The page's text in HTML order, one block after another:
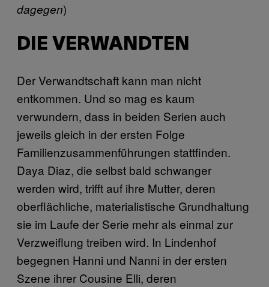
dagegen)
DIE VERWANDTEN
Der Verwandtschaft kann man nicht
entkommen. Und so mag es kaum
verwundern, dass in beiden Serien auch
jeweils gleich in der ersten Folge
Familienzusammenführungen stattfinden.
Daya Diaz, die selbst bald schwanger
werden wird, trifft auf ihre Mutter, deren
oberflächliche, materialistische Grundhaltung
sie im Laufe der Serie mehr als einmal zur
Verzweiflung treiben wird. In Lindenhof
begegnen Hanni und Nanni in der ersten
Szene ihrer Cousine Elli, deren